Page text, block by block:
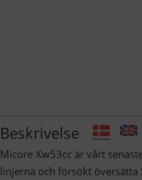
Beskrivelse
Micore Xw53cc är vårt
linjerna och försökt